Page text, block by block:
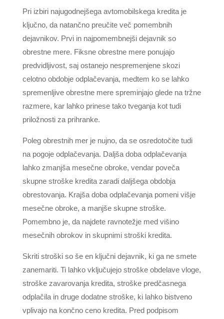
Pri izbiri najugodnejšega avtomobilskega kredita je
ključno, da natančno preučite več pomembnih
dejavnikov. Prvi in najpomembnejši dejavnik so
obrestne mere. Fiksne obrestne mere ponujajo
predvidljivost, saj ostanejo nespremenjene skozi
celotno obdobje odplačevanja, medtem ko se lahko
spremenljive obrestne mere spreminjajo glede na tržne
razmere, kar lahko prinese tako tveganja kot tudi
priložnosti za prihranke.
Poleg obrestnih mer je nujno, da se osredotočite tudi
na pogoje odplačevanja. Daljša doba odplačevanja
lahko zmanjša mesečne obroke, vendar poveča
skupne stroške kredita zaradi daljšega obdobja
obrestovanja. Krajša doba odplačevanja pomeni višje
mesečne obroke, a manjše skupne stroške.
Pomembno je, da najdete ravnotežje med višino
mesečnih obrokov in skupnimi stroški kredita.
Skriti stroški so še en ključni dejavnik, ki ga ne smete
zanemariti. Ti lahko vključujejo stroške obdelave vloge,
stroške zavarovanja kredita, stroške predčasnega
odplačila in druge dodatne stroške, ki lahko bistveno
vplivajo na končno ceno kredita. Pred podpisom